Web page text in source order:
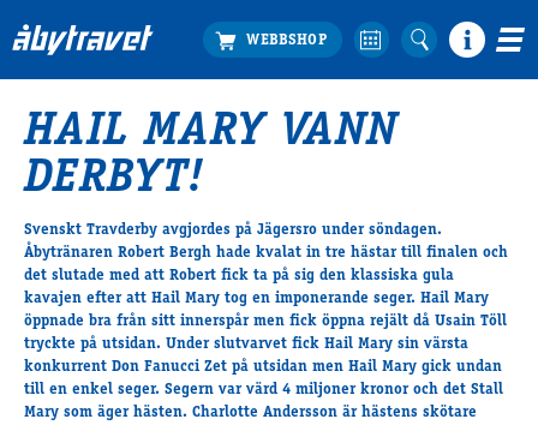
Köp biljett
Travprogrammet
Bra att veta
Restauranger
Catering by Lyon
Hotell nära oss
Nybörjar­guide
Presentkort
HAIL MARY VANN
DERBYT!
​Svenskt Travderby avgjordes på Jägersro under söndagen.
Åbytränaren Robert Bergh hade kvalat in tre hästar till finalen och
det slutade med att Robert fick ta på sig den klassiska gula
kavajen efter att Hail Mary tog en imponerande seger. Hail Mary
öppnade bra från sitt innerspår men fick öppna rejält då Usain Töll
tryckte på utsidan. Under slutvarvet fick Hail Mary sin värsta
konkurrent Don Fanucci Zet på utsidan men Hail Mary gick undan
till en enkel seger. Segern var värd 4 miljoner kronor och det Stall
Mary som äger hästen. Charlotte Andersson är hästens skötare